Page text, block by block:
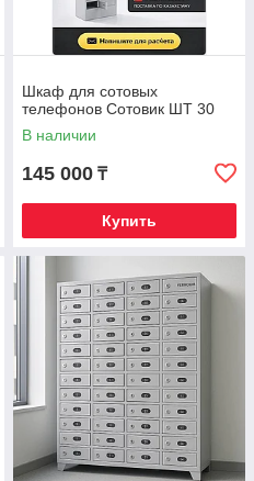
Шкаф для сотовых
телефонов Сотовик ШТ 30
В наличии
145 000 ₸
Купить